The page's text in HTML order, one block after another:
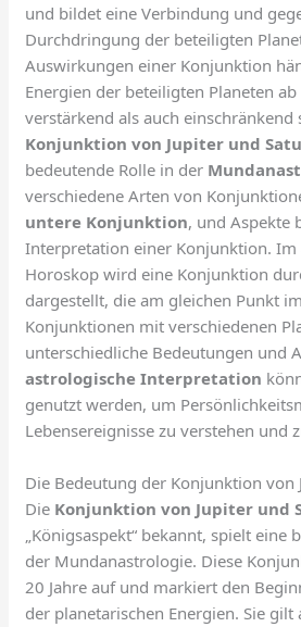
und bildet eine Verbindung und
Durchdringung der beteiligten
Auswirkungen einer Konjunktion
Energien der beteiligten Planeten
verstärkend als auch einschränkend
Konjunktion von Jupiter und
bedeutende Rolle in der
verschiedene Arten von
untere Konjunktion, und Aspekte
Interpretation einer Konjunktion. Im
Horoskop wird eine Konjunktion
dargestellt, die am gleichen Punkt
Konjunktionen mit verschiedenen
unterschiedliche Bedeutungen und
astrologische Interpretation
genutzt werden, um
Lebensereignisse zu verstehen und
Die Bedeutung der Konjunktion von
Die Konjunktion von Jupiter und
„Königsaspekt“ bekannt, spielt eine
der Mundanastrologie. Diese
20 Jahre auf und markiert den
der planetarischen Energien. Sie